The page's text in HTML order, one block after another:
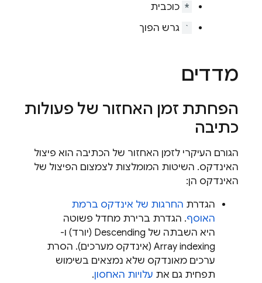
* כוכבית
` גרש הפוך
מדדים
הפחתת זמן האחזור של פעולות
כתיבה
הגורם העיקרי לזמן האחזור של הכתיבה הוא פיצול
האינדקס. השיטות המומלצות לצמצום הפיצול של
האינדקס הן:
הגדרת החרגות של אינדקס ברמת
האוסף. הגדרת ברירת מחדל פשוטה
היא השבתה של Descending (יורד) ו-
Array indexing (אינדקס מערכים). הסרת
ערכים מאונדקס שלא נמצאים בשימוש
תפחית גם את עלויות האחסון.